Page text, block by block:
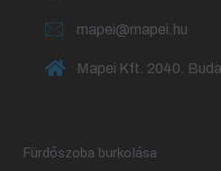
mapei@mapei.hu
Mapei Kft. 2040.
Fürdőszoba burkolása